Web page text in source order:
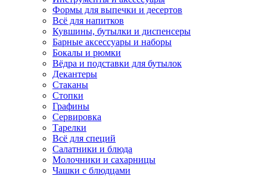
Формы для выпечки и десертов
Всё для напитков
Кувшины, бутылки и диспенсеры
Барные аксессуары и наборы
Бокалы и рюмки
Вёдра и подставки для бутылок
Декантеры
Стаканы
Стопки
Графины
Сервировка
Тарелки
Всё для специй
Салатники и блюда
Молочники и сахарницы
Чашки с блюдцами